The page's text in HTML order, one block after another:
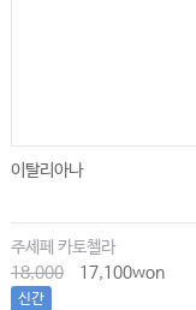
이탈리아나
주세페 카토첼라
18,000
17,100won
신간